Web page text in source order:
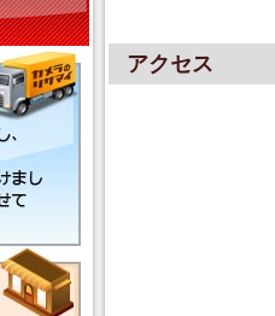
アクセス